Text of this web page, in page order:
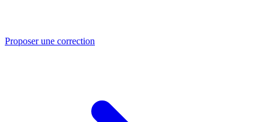
Proposer une correction